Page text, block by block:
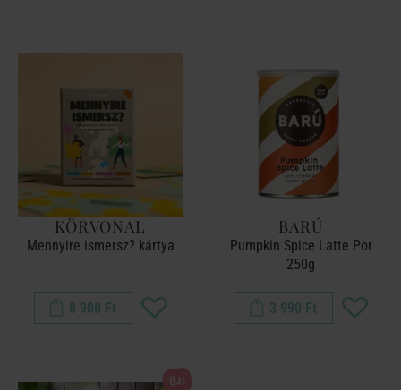
KÖRVONAL
Mennyire ismersz? kártya
8 900 Ft
BARÚ
Pumpkin Spice Latte Por
250g
3 990 Ft
ÚJ!